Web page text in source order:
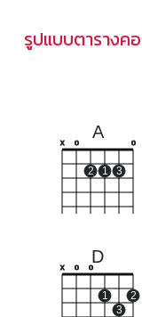
รูปแบบตารางค
A
x o
2 1 3
o
D
x o o
1
3
2